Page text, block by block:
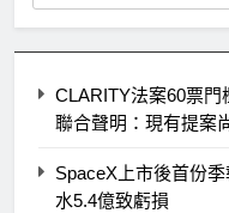
CLARITY法案60票門
聯合聲明：現有提案
SpaceX上市後首份
水5.4億致虧損